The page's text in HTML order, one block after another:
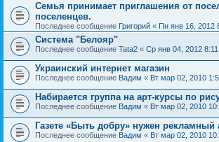
Семья принимает приглашения от
поселенцев.
Последнее сообщение Григорий « Пн янв 16, 2012
Система "Белояр"
Последнее сообщение Tata2 « Ср янв 04, 2012
Украинский интернет магазин
Последнее сообщение Вадим « Вт мар 02, 2010
Набирается группа на арт-курсы по
Последнее сообщение Вадим « Вт мар 02, 2010
Газете «Быть добру» нужен рекламный
Последнее сообщение Вадим « Вт мар 02, 2010